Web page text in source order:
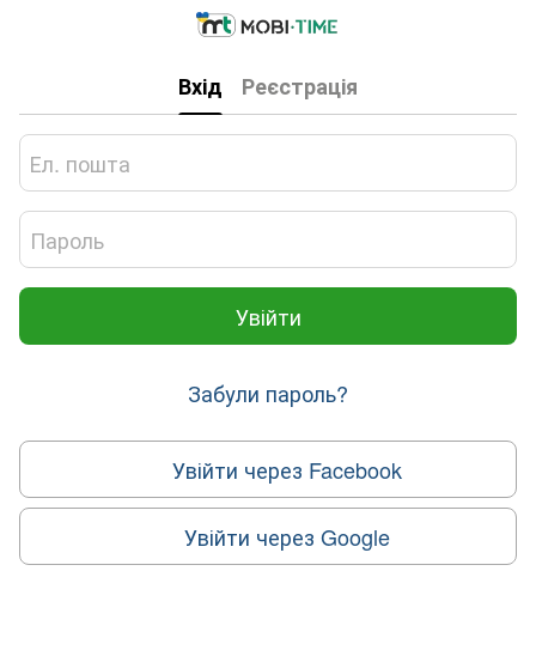
Вхід Реєстрація
Увійти
Забули пароль?
Увійти через Facebook
Увійти через Google